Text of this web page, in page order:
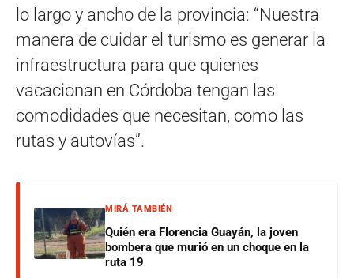
lo largo y ancho de la provincia: “Nuestra
manera de cuidar el turismo es generar la
infraestructura para que quienes
vacacionan en Córdoba tengan las
comodidades que necesitan, como las
rutas y autovías”.
MIRÁ TAMBIÉN
Quién era Florencia Guayán, la joven
bombera que murió en un choque en la
ruta 19